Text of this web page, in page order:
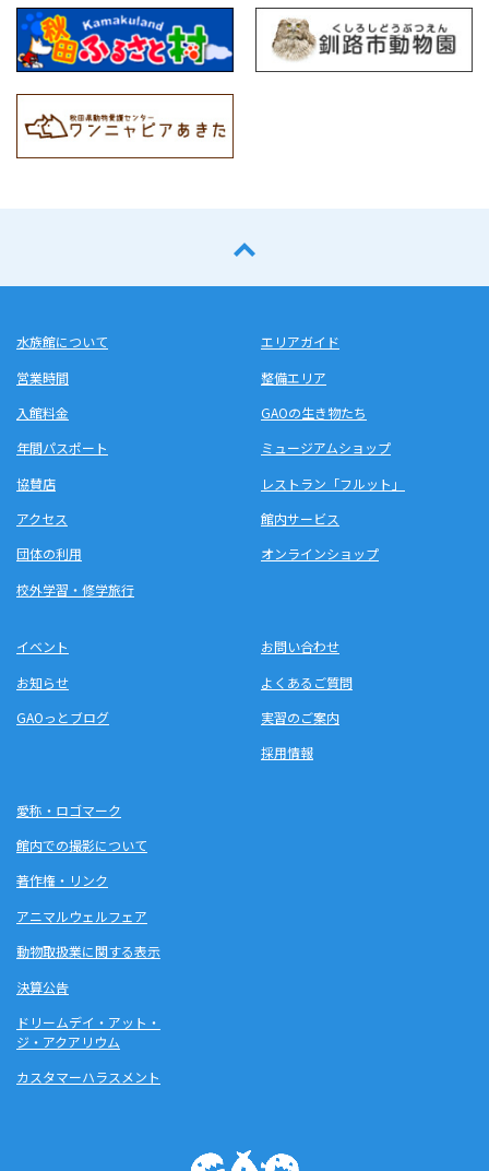
水族館について
営業時間
入館料金
年間パスポート
協賛店
アクセス
団体の利用
校外学習・修学旅行
エリアガイド
整備エリア
GAOの生き物たち
ミュージアムショップ
レストラン「フルット」
館内サービス
オンラインショップ
イベント
お知らせ
GAOっとブログ
お問い合わせ
よくあるご質問
実習のご案内
採用情報
愛称・ロゴマーク
館内での撮影について
著作権・リンク
アニマルウェルフェア
動物取扱業に関する表示
決算公告
ドリームデイ・アット・
ジ・アクアリウム
カスタマーハラスメント